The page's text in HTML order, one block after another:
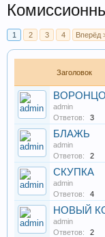
1 2 3 4 Вперёд
Заголовок
admin
Ответов:
3
БЛАЖЬ
admin
Ответов:
2
СКУПКА
admin
Ответов:
4
НОВЫЙ
admin
Ответов:
2